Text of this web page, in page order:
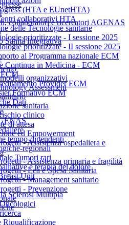
collaboratori e ricercatori AGENAS
Sanità Integrativa
organizzativi
Assessment
sanitaria
clinico
di attesa
ed Empowerment
- Assistenza ospedaliera e
- Assistenza primaria e fragilità
- Lea e Spesa Sanitaria
- Management sanitario
- Prevenzione
(HTA e EUnetHTA)
collaborativi HTA
delle Tecnologie sanitarie
prioritizzate - I sessione 2025
prioritizzate - II sessione 2025
al Programma nazionale ECM
Continua in Medicina - ECM
Provider ECM
Formativo ECM
Dati
tempo-dipendenti
regionali
Tumori rari
e terapia del dolore
Unit
Sclerosi Multipla
Riqualificazione